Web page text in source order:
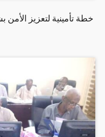
خطة تأمينية لتعزيز